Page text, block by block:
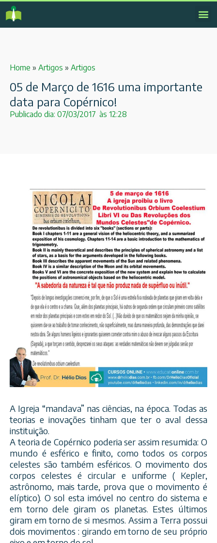
Home » Artigos » Artigos
05 de Março de 1616 uma importante
data para Copérnico!
Publicado dia: 07/03/2017 às 12:28
A Igreja “mandava” nas ciências, na época. Todas as
teorias e inovações tinham que ter o aval dessa
instituição.
A teoria de Copérnico poderia ser assim resumida: O
mundo é esférico e finito, como todos os corpos
celestes são também esféricos. O movimento dos
corpos celestes é circular e uniforme ( Kepler,
astrônomo, mais tarde, prova que o movimento é
elíptico). O sol esta imóvel no centro do sistema e
em torno dele giram os planetas. Estes últimos
giram em torno de si mesmos. Assim a Terra possui
dois movimentos : girando em torno de seu próprio